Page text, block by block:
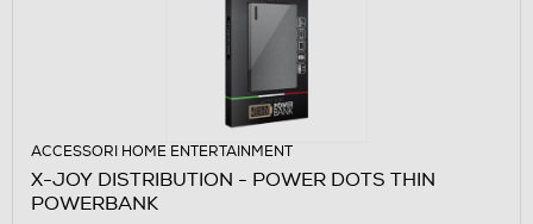
ACCESSORI HOME ENTERTAINMENT
X-JOY DISTRIBUTION - POWER DOTS THIN
POWERBANK